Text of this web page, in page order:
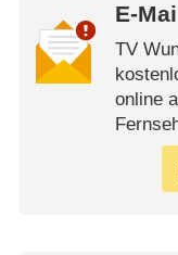
E-
TV
online